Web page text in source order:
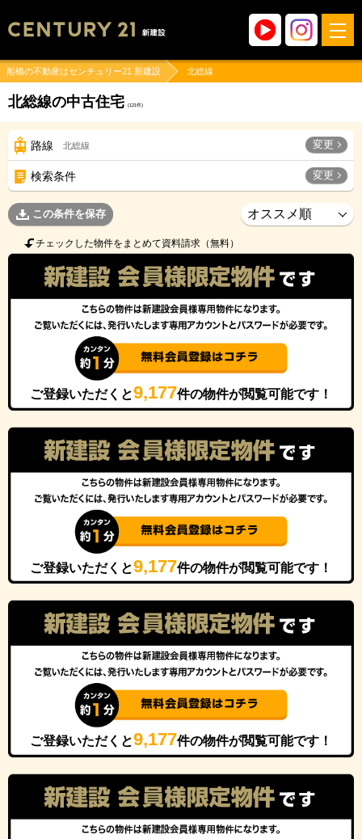
船橋の不動産はセンチュリー21 新建設 北総線
北総線の中古住宅 (121件)
路線 北総線 変更
検索条件 変更
この条件を保存
チェックした物件をまとめて資料請求（無料）
ご登録いただくと9,177件の物件が閲覧可能です！
ご登録いただくと9,177件の物件が閲覧可能です！
ご登録いただくと9,177件の物件が閲覧可能です！